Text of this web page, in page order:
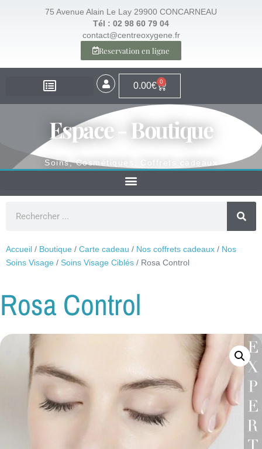
75 Avenue Alain Le Lay 29900 CONCARNEAU
Tél : 02 98 60 79 04
contact@centreoxygene.fr
Reservation en ligne
0.00€ 0
Espace - Boutique
Soins, Cosmétiques, Coffrets cadeaux
Accueil / Boutique / Carte cadeau / Nos coffrets cadeaux / Nos
Soins Visage / Soins Visage Ciblés / Rosa Control
Rosa Control